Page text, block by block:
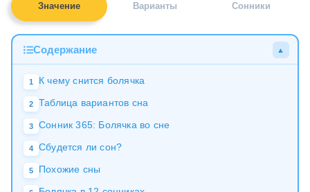
Значение Варианты Сонники
Содержание ▲
1 К чему снится болячка
2 Таблица вариантов сна
3 Сонник 365: Болячка во сне
4 Сбудется ли сон?
5 Похожие сны